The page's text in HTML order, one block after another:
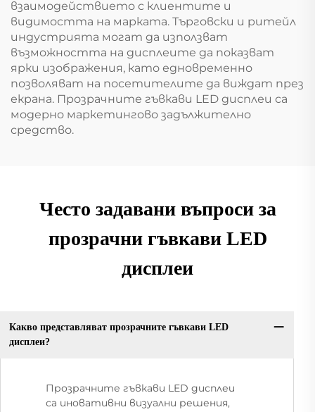
взаимодействието с клиентите и
видимостта на марката. Търговски и ритейл
индустрията могат да използват
възможността на дисплеите да показват
ярки изображения, като едновременно
позволяват на посетителите да виждат през
екрана. Прозрачните гъвкави LED дисплеи са
модерно маркетингово задължително
средство.
Често задавани въпроси за
прозрачни гъвкави LED
дисплеи
Какво представляват прозрачните гъвкави LED
дисплеи?
Прозрачните гъвкави LED дисплеи
са иновативни визуални решения,